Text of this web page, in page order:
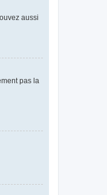
aussi
pas la